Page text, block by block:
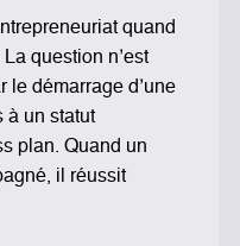
quand
question n’est
le démarrage d’une
à un statut
plan. Quand un
il réussit